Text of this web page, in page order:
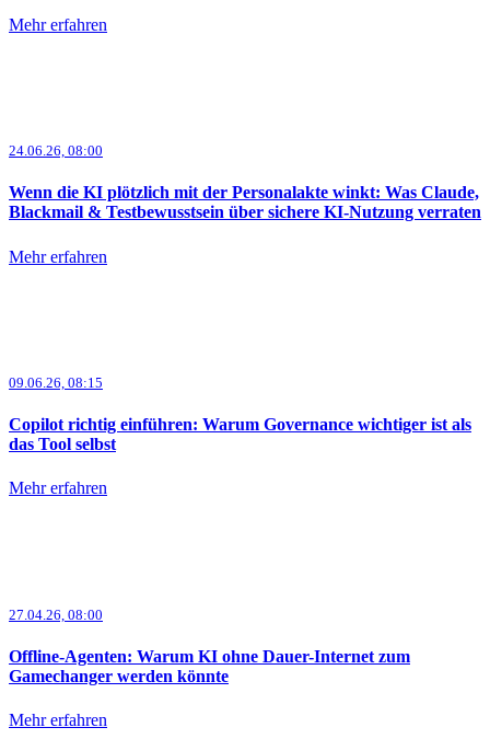
Mehr erfahren
24.06.26, 08:00
Wenn die KI plötzlich mit der Personalakte winkt: Was Claude,
Blackmail & Testbewusstsein über sichere KI-Nutzung verraten
Mehr erfahren
09.06.26, 08:15
Copilot richtig einführen: Warum Governance wichtiger ist als
das Tool selbst
Mehr erfahren
27.04.26, 08:00
Offline-Agenten: Warum KI ohne Dauer-Internet zum
Gamechanger werden könnte
Mehr erfahren